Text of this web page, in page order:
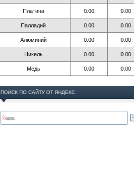
Платина 0.00 0.00
Палладий 0.00 0.00
Алюминий 0.00 0.00
Никель 0.00 0.00
Медь 0.00 0.00
ПОИСК ПО САЙТУ ОТ ЯНДЕКС